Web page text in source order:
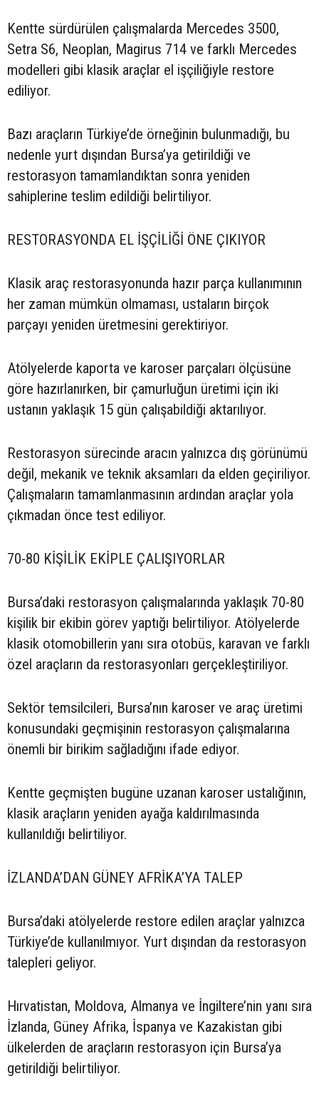
Kentte sürdürülen çalışmalarda Mercedes 3500,
Setra S6, Neoplan, Magirus 714 ve farklı Mercedes
modelleri gibi klasik araçlar el işçiliğiyle restore
ediliyor.
Bazı araçların Türkiye’de örneğinin bulunmadığı, bu
nedenle yurt dışından Bursa’ya getirildiği ve
restorasyon tamamlandıktan sonra yeniden
sahiplerine teslim edildiği belirtiliyor.
RESTORASYONDA EL İŞÇİLİĞİ ÖNE ÇIKIYOR
Klasik araç restorasyonunda hazır parça kullanımının
her zaman mümkün olmaması, ustaların birçok
parçayı yeniden üretmesini gerektiriyor.
Atölyelerde kaporta ve karoser parçaları ölçüsüne
göre hazırlanırken, bir çamurluğun üretimi için iki
ustanın yaklaşık 15 gün çalışabildiği aktarılıyor.
Restorasyon sürecinde aracın yalnızca dış görünümü
değil, mekanik ve teknik aksamları da elden geçiriliyor.
Çalışmaların tamamlanmasının ardından araçlar yola
çıkmadan önce test ediliyor.
70-80 KİŞİLİK EKİPLE ÇALIŞIYORLAR
Bursa’daki restorasyon çalışmalarında yaklaşık 70-80
kişilik bir ekibin görev yaptığı belirtiliyor. Atölyelerde
klasik otomobillerin yanı sıra otobüs, karavan ve farklı
özel araçların da restorasyonları gerçekleştiriliyor.
Sektör temsilcileri, Bursa’nın karoser ve araç üretimi
konusundaki geçmişinin restorasyon çalışmalarına
önemli bir birikim sağladığını ifade ediyor.
Kentte geçmişten bugüne uzanan karoser ustalığının,
klasik araçların yeniden ayağa kaldırılmasında
kullanıldığı belirtiliyor.
İZLANDA’DAN GÜNEY AFRİKA’YA TALEP
Bursa’daki atölyelerde restore edilen araçlar yalnızca
Türkiye’de kullanılmıyor. Yurt dışından da restorasyon
talepleri geliyor.
Hırvatistan, Moldova, Almanya ve İngiltere’nin yanı sıra
İzlanda, Güney Afrika, İspanya ve Kazakistan gibi
ülkelerden de araçların restorasyon için Bursa’ya
getirildiği belirtiliyor.